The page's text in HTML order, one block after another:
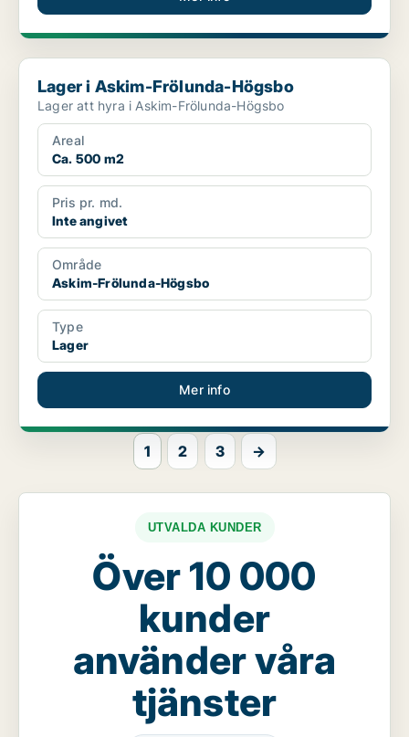
Lager i Askim-Frölunda-Högsbo
Lager i Askim-Frölunda-Högsbo
Lager att hyra i Askim-Frölunda-Högsbo
Areal
Ca. 500 m2
Pris pr. md.
Inte angivet
Område
Askim-Frölunda-Högsbo
Type
Lager
Mer info
1 2 3 →
UTVALDA KUNDER
Över 10 000
kunder
använder våra
tjänster